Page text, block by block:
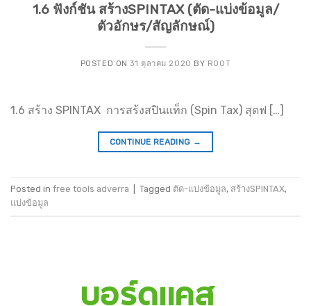
1.6 ฟังก์ชัน สร้างSPINTAX (ตัด-แบ่งข้อมูล/
ตัวอักษร/สัญลักษณ์)
POSTED ON31 ตุลาคม 2020 BY ROOT
1.6 สร้าง SPINTAX การสร้งสปินแท็ก (Spin Tax) สุดฟ […]
CONTINUE READING →
Posted in free tools adverra Tagged ตัด-แบ่งข้อมูล, สร้างSPINTAX,
แบ่งข้อมูล